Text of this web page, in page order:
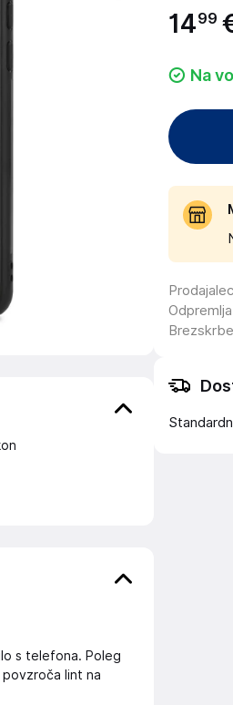
s telefona. Poleg
lint na
1499
Na
Prodajalec